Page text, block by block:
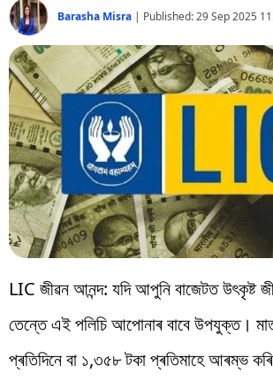
বিশ্ব
প্ৰযুক্তি
Videos
Barasha Misra | Published:29 Sep 2025
LIC জীৱন আনন্দ: যদি আপুনি বাজেটত উৎকৃষ্ট
তেন্তে এই পলিচি আপোনাৰ বাবে উপযুক্ত।
প্ৰতিদিনে বা ১,৩৫৮ টকা প্ৰতিমাহে আৰম্ভ